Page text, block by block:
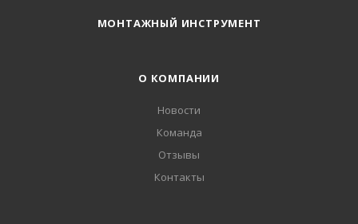
МОНТАЖНЫЙ ИНСТРУМЕНТ
О КОМПАНИИ
Новости
Команда
Отзывы
Контакты